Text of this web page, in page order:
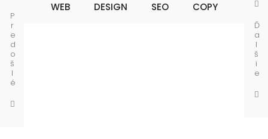
WEB DESIGN SEO COPY
P
r
e
d
o
š
l
é
Ď
a
l
š
i
e